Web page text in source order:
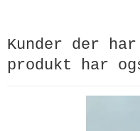
Kunder der
produkt har